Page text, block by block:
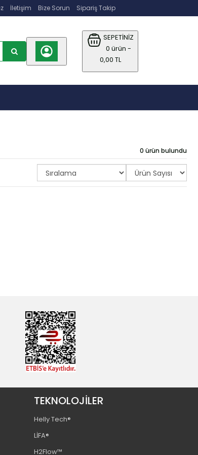
İletişim Bize Sorun Sipariş Takip
SEPETİNİZ
0 ürün -
0,00 TL
0 ürün bulundu
TEKNOLOJİLER
Helly Tech®
LİFA®
H2Flow™